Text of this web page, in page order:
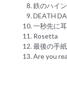
鉄のハイ
DEATH
一秒先に
Rosetta
最後の手紙
Are you